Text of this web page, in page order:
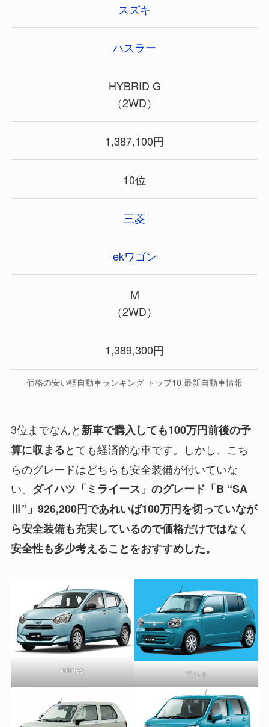
スズキ
ハスラー
HYBRID G
（2WD）
1,387,100円
10位
三菱
ekワゴン
M
（2WD）
1,389,300円
価格の安い軽自動車ランキング トップ10 最新自動車情報
3位までなんと新車で購入しても100万円前後の予
算に収まるとても経済的な車です。しかし、こち
らのグレードはどちらも安全装備が付いていな
い。 ダイハツ「ミライース」のグレード「B “SA
Ⅲ”」926,200円であれいば100万円を切っていなが
ら安全装備も充実しているので価格だけではなく
安全性も多少考えることをおすすめした。
miraes アルト